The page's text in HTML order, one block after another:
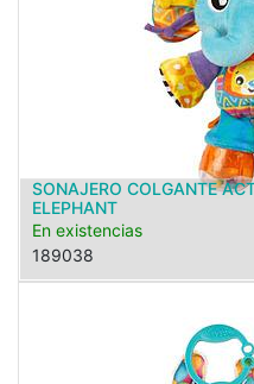
SONAJERO COLGANTE
ELEPHANT
En existencias
189038